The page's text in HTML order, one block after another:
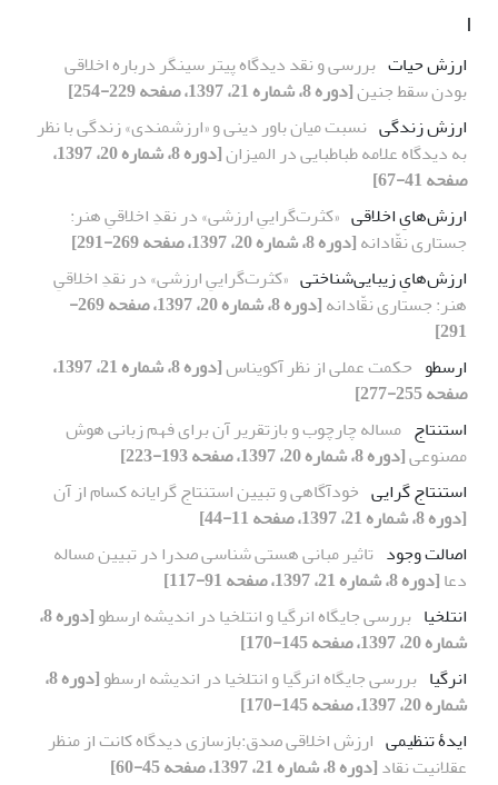
ا
ارزش حیات بررسی و نقد دیدگاه پیتر سینگر درباره اخلاقی
بودن سقط جنین[دوره 8، شماره 21، 1397، صفحه 229-254]
ارزش زندگی نسبت میان باور دینی و «ارزشمندی» زندگی با نظر
به دیدگاه علامه طباطبایی در المیزان
[دوره 8، شماره 20، 1397،
صفحه 41-67]
ارزش‌هایِ اخلاقی «کثرت‌گراییِ ارزشی» در نقدِ اخلاقیِ هنر:
جستاری نقّادانه[دوره 8، شماره 20، 1397، صفحه 269-291]
ارزش‌هایِ زیبایی‌شناختی «کثرت‌گراییِ ارزشی» در نقدِ اخلاقیِ
هنر: جستاری نقّادانه
[دوره 8، شماره 20، 1397، صفحه 269-
291]
ارسطو حکمت عملی از نظر آکویناس
[دوره 8، شماره 21، 1397،
صفحه 255-277]
استنتاج مساله چارچوب و بازتقریر آن برای فهم زبانی هوش
مصنوعی[دوره 8، شماره 20، 1397، صفحه 193-223]
استنتاج گرایی خودآگاهی و تبیین استنتاج گرایانه کسام از آن
[دوره 8، شماره 21، 1397، صفحه 11-44]
اصالت وجود تاثیر مبانی هستی شناسی صدرا در تبیین مساله
دعا[دوره 8، شماره 21، 1397، صفحه 91-117]
انتلخیا بررسی جایگاه انرگیا و انتلخیا در اندیشه ارسطو
[دوره 8،
شماره 20، 1397، صفحه 145-170]
انرگیا بررسی جایگاه انرگیا و انتلخیا در اندیشه ارسطو
[دوره 8،
شماره 20، 1397، صفحه 145-170]
ایدۀ تنظیمی ارزش اخلاقی صدق:بازسازی دیدگاه کانت از منظر
عقلانیت نقاد[دوره 8، شماره 21، 1397، صفحه 45-60]